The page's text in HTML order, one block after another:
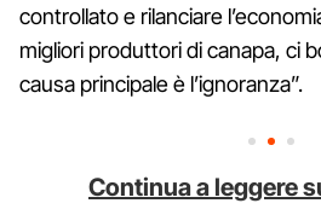
controllato e rilanciare
migliori produttori di canapa, ci
causa principale è l’ignoranza”.
Continua a leggere